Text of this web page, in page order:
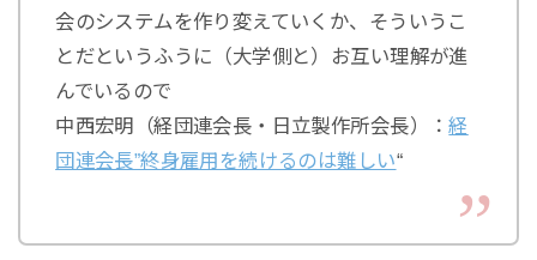
会のシステムを作り変えていくか、そういうこ
とだというふうに（大学側と）お互い理解が進
んでいるので
中西宏明（経団連会長・日立製作所会長）：経
団連会長”終身雇用を続けるのは難しい“